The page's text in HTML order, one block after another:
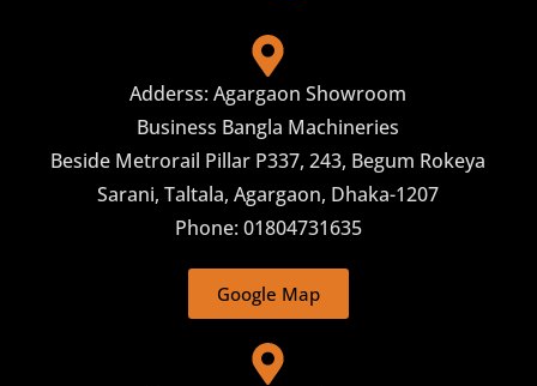
Adderss: Agargaon Showroom
Business Bangla Machineries
Beside Metrorail Pillar P337, 243, Begum Rokeya
Sarani, Taltala, Agargaon, Dhaka-1207
Phone: 01804731635
Google Map